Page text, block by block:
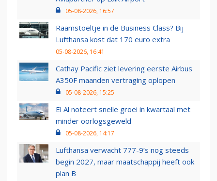
05-08-2026, 16:57
Raamstoeltje in de Business Class? Bij
Lufthansa kost dat 170 euro extra
05-08-2026, 16:41
Cathay Pacific ziet levering eerste Airbus
A350F maanden vertraging oplopen
05-08-2026, 15:25
El Al noteert snelle groei in kwartaal met
minder oorlogsgeweld
05-08-2026, 14:17
Lufthansa verwacht 777-9’s nog steeds
begin 2027, maar maatschappij heeft ook
plan B